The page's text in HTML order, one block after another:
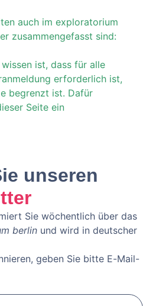
auch im exploratorium
zusammengefasst sind:
ist, dass für alle
erforderlich ist,
begrenzt ist. Dafür
Seite ein
unseren
Sie wöchentlich über das
berlin und wird in deutscher
geben Sie bitte E-Mail-